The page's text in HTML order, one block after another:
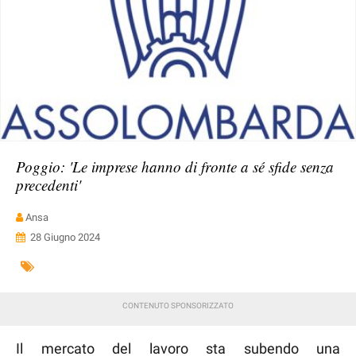
Poggio: 'Le imprese hanno di fronte a sé sfide senza
precedenti'
Ansa
28 Giugno 2024
Il mercato del lavoro sta subendo una